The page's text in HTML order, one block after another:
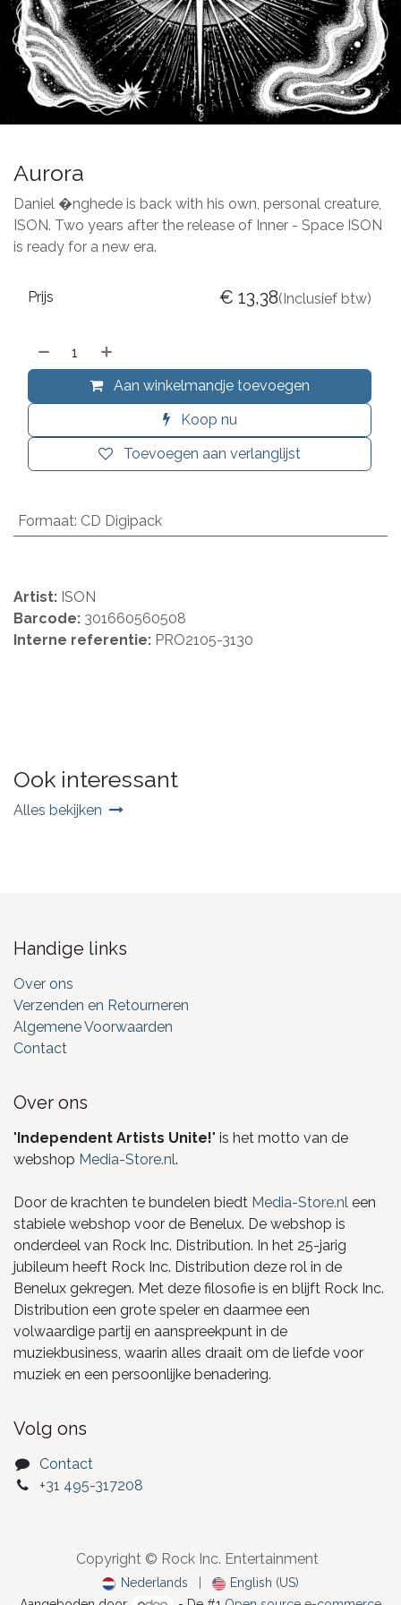
Aurora
Daniel �nghede is back with his own, personal creature,
ISON. Two years after the release of Inner - Space ISON
is ready for a new era.
Aan winkelmandje toevoegen
Koop nu
Toevoegen aan verlanglijst
Prijs € 13,38(Inclusief btw)
Formaat: CD Digipack
Artist: ISON
Barcode: 301660560508
Interne referentie: PRO2105-3130
Ook interessant
Alles bekijken
Handige links
Over ons
Verzenden en Retourneren
Algemene Voorwaarden
Contact
Over ons
"Independent Artists Unite!" is het motto van de
webshop Media-Store.nl.
Door de krachten te bundelen biedt Media-Store.nl een
stabiele webshop voor de Benelux. De webshop is
onderdeel van Rock Inc. Distribution. In het 25-jarig
jubileum heeft Rock Inc. Distribution deze rol in de
Benelux gekregen. Met deze filosofie is en blijft Rock Inc.
Distribution een grote speler en daarmee een
volwaardige partij en aanspreekpunt in de
muziekbusiness, waarin alles draait om de liefde voor
muziek en een persoonlijke benadering.
Volg ons
Contact
+31 495-317208
Copyright © Rock Inc. Entertainment
Nederlands
English (US)